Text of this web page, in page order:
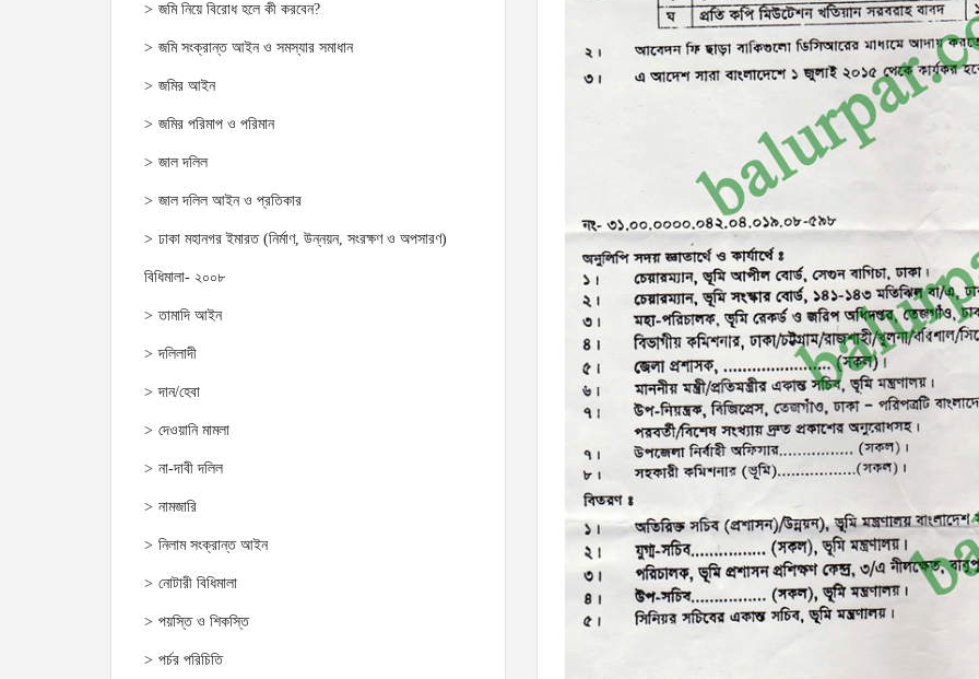
জমি নিয়ে বিরোধ হলে কী করবেন?
জমি সংক্রান্ত আইন ও সমস্যার সমাধান
জমির আইন
জমির পরিমাপ ও পরিমান
জাল দলিল
জাল দলিল আইন ও প্রতিকার
ঢাকা মহানগর ইমারত (নির্মাণ, উন্নয়ন, সংরক্ষণ ও অপসারণ)
বিধিমালা- ২০০৮
তামাদি আইন
দলিলাদী
দান/হেবা
দেওয়ানি মামলা
না-দাবী দলিল
নামজারি
নিলাম সংক্রান্ত আইন
নোটারী বিধিমালা
পয়স্তি ও শিকস্তি
পর্চর পরিচিতি